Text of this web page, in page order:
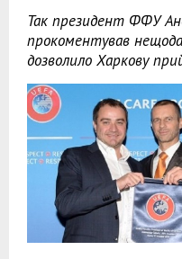
Так президент ФФУ
прокоментував
дозволило Харкову